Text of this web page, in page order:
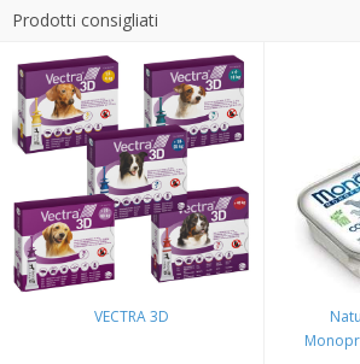
Prodotti consigliati
VECTRA 3D